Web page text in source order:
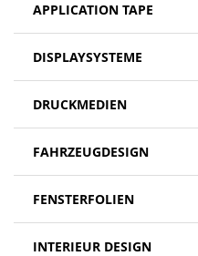
APPLICATION TAPE
DISPLAYSYSTEME
DRUCKMEDIEN
FAHRZEUGDESIGN
FENSTERFOLIEN
INTERIEUR DESIGN